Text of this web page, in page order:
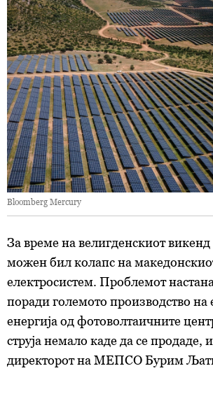
Bloomberg Mercury
За време на велигденскиот викенд
можен бил колапс на
електросистем. Проблемот
поради големото производство на
енергија од фотоволтаичните
струја немало каде да се продаде,
директорот на МЕПСО Бурим